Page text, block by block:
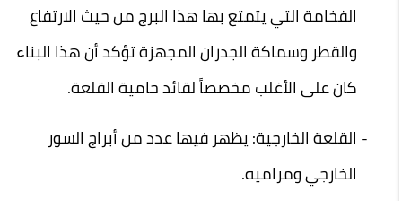
الفخامة التي يتمتع بها هذا البرج من حيث الارتفاع
والقطر وسماكة الجدران المجهزة تؤكد أن هذا البناء
كان على الأغلب مخصصاً لقائد حامية القلعة.
القلعة الخارجية: يظهر فيها عدد من أبراج السور
الخارجي ومراميه.